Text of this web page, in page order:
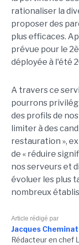
rationaliser la
proposer des
plus efficaces.
prévue pour le
déployée à l'été
A travers ce
pourrons
des profils de
limiter à des
restauration »,
de « réduire
nos serveurs et
évoluer les plus
nombreux
Article rédigé par
Jacques Cheminat
Rédacteur en chef